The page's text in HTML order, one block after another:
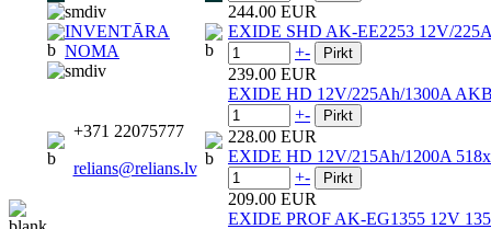
INVENTĀRA
NOMA
+371 22075777
relians@relians.lv
244.00 EUR
EXIDE SHD AK-EE2253 12V/
+-
239.00 EUR
EXIDE HD 12V/225Ah/1300A
+-
228.00 EUR
EXIDE HD 12V/215Ah/1200A
+-
209.00 EUR
EXIDE PROF AK-EG1355 12V